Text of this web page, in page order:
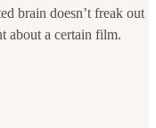
brain doesn’t freak out
about a certain film.